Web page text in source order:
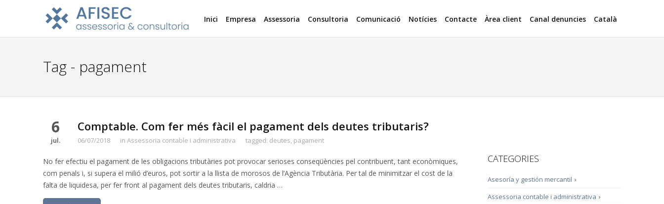
Inici Empresa Assessoria Consultoria Comunicació Notícies Contacte Àrea client Canal denuncies Català
Tag - pagament
6
jul.
Comptable. Com fer més fàcil el pagament dels deutes tributaris?
06/07/2018 in Assessoria contable i administrativa tagged: deutes, pagament
No fer efectiu el pagament de les obligacions tributàries pot provocar serioses conseqüències pel contribuent, tant econòmiques,
com penals i, si supera el milió d’euros, pot sortir a la llista de morosos de l’Agència Tributària. Per tal de minimitzar el cost de la
falta de liquidesa, per fer front al pagament dels deutes tributaris, caldria …
CATEGORIES
›
Asesoría y gestión mercantil
›
Assessoria contable i administrativa